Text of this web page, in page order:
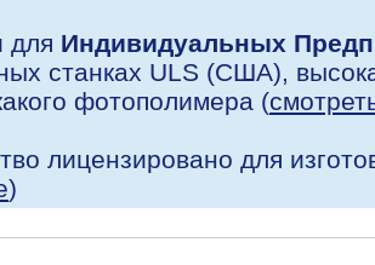
для Индивидуальных
станках ULS (США),
фотополимера (
лицензировано для
)